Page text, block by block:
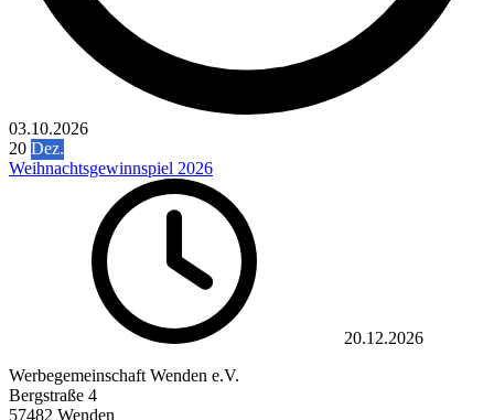
03.10.2026
20 Dez.
Weihnachtsgewinnspiel 2026
20.12.2026
Werbegemeinschaft Wenden e.V.
Bergstraße 4
57482 Wenden